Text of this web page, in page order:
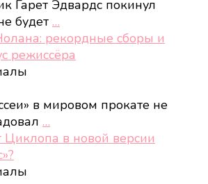
Гарет Эдвардс покинул
будет …
рекордные сборы и
режиссёра
в мировом прокате не
…
Циклопа в новой версии